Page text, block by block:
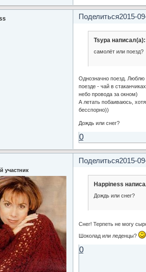
Поделиться2015-
Tsypa написал(а):
самолёт или поезд?
Однозначно поезд. Люблю
поезде - чай в
небо провода за окном)
А летать побаиваюсь,
бесспорно))
Дождь или снег?
0
Поделиться2015-
участник
Happiness
Дождь или снег?
Снег! Терпеть не могу
Шоколад или леденцы?
0